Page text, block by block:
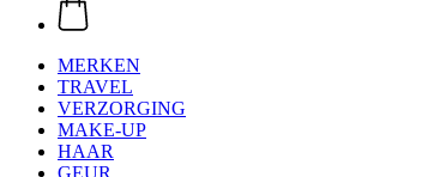
MERKEN
TRAVEL
VERZORGING
MAKE-UP
HAAR
GEUR